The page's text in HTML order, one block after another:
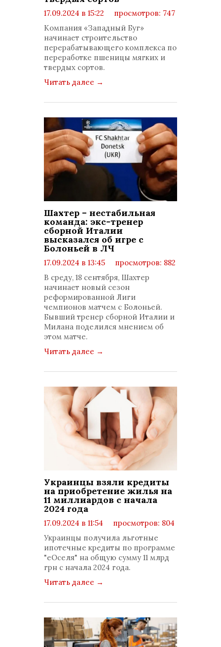
17.09.2024 в 15:22
просмотров: 747
комментариев: 0
Компания «Западный Буг»
начинает строительство
перерабатывающего комплекса по
переработке пшеницы мягких и
твердых сортов.
Читать далее →
Шахтер – нестабильная
команда: экс-тренер
сборной Италии
высказался об игре с
Болоньей в ЛЧ
17.09.2024 в 13:45
просмотров: 882
комментариев: 0
В среду, 18 сентября, Шахтер
начинает новый сезон
реформированной Лиги
чемпионов матчем с Болоньей.
Бывший тренер сборной Италии и
Милана поделился мнением об
этом матче.
Читать далее →
Украинцы взяли кредиты
на приобретение жилья на
11 миллиардов с начала
2024 года
17.09.2024 в 11:54
просмотров: 804
Украинцы получила льготные
ипотечные кредиты по программе
"еОселя" на общую сумму 11 млрд
грн с начала 2024 года.
Читать далее →